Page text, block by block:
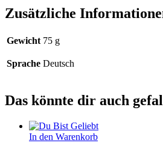
Zusätzliche
Gewicht 75 g
Sprache Deutsch
Das könnte dir auch
In den Warenkorb